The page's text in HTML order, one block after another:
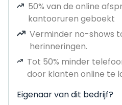
50% van de online
kantooruren geboekt
Verminder no-shows
herinneringen.
Tot 50% minder
door klanten online te
Eigenaar van dit bedrijf?